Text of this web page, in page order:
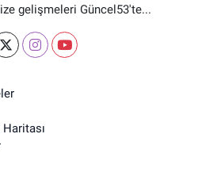
gelişmeleri Güncel53'te...